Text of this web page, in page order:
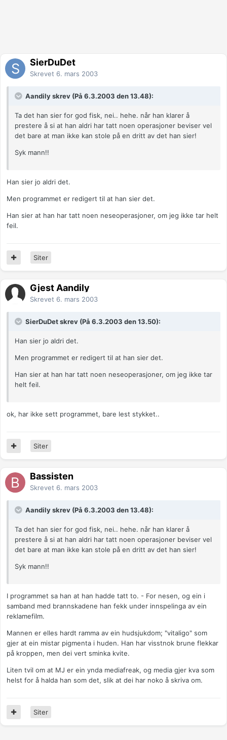
SierDuDet
Skrevet 6. mars 2003
Aandily skrev (På 6.3.2003 den 13.48):
Ta det han sier for god fisk, nei.. hehe. når han klarer å
prestere å si at han aldri har tatt noen operasjoner beviser vel
det bare at man ikke kan stole på en dritt av det han sier!
Syk mann!!
Han sier jo aldri det.
Men programmet er redigert til at han sier det.
Han sier at han har tatt noen neseoperasjoner, om jeg ikke tar helt
feil.
Siter
Gjest Aandily
Skrevet 6. mars 2003
SierDuDet skrev (På 6.3.2003 den 13.50):
Han sier jo aldri det.
Men programmet er redigert til at han sier det.
Han sier at han har tatt noen neseoperasjoner, om jeg ikke tar
helt feil.
ok, har ikke sett programmet, bare lest stykket..
Siter
Bassisten
Skrevet 6. mars 2003
Aandily skrev (På 6.3.2003 den 13.48):
Ta det han sier for god fisk, nei.. hehe. når han klarer å
prestere å si at han aldri har tatt noen operasjoner beviser vel
det bare at man ikke kan stole på en dritt av det han sier!
Syk mann!!
I programmet sa han at han hadde tatt to. - For nesen, og ein i
samband med brannskadene han fekk under innspelinga av ein
reklamefilm.
Mannen er elles hardt ramma av ein hudsjukdom; "vitaligo" som
gjer at ein mistar pigmenta i huden. Han har visstnok brune flekkar
på kroppen, men dei vert sminka kvite.
Liten tvil om at MJ er ein ynda mediafreak, og media gjer kva som
helst for å halda han som det, slik at dei har noko å skriva om.
Siter